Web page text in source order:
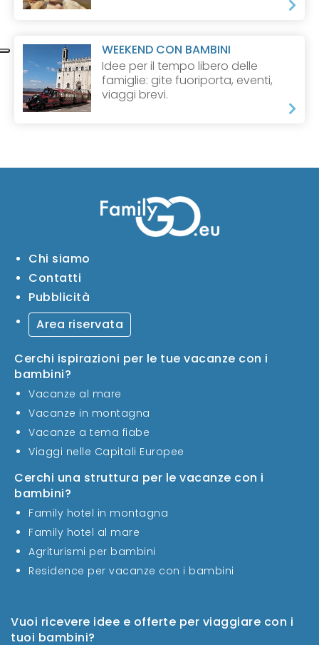
WEEKEND CON BAMBINI
Idee per il tempo libero delle
famiglie: gite fuoriporta, eventi,
viaggi brevi.
Vuoi ricevere idee e offerte per viaggiare con i
tuoi bambini?
Chi siamo
Contatti
Pubblicità
Area riservata
Cerchi ispirazioni per le tue vacanze con i
bambini?
Vacanze al mare
Vacanze in montagna
Vacanze a tema fiabe
Viaggi nelle Capitali Europee
Cerchi una struttura per le vacanze con i
bambini?
Family hotel in montagna
Family hotel al mare
Agriturismi per bambini
Residence per vacanze con i bambini